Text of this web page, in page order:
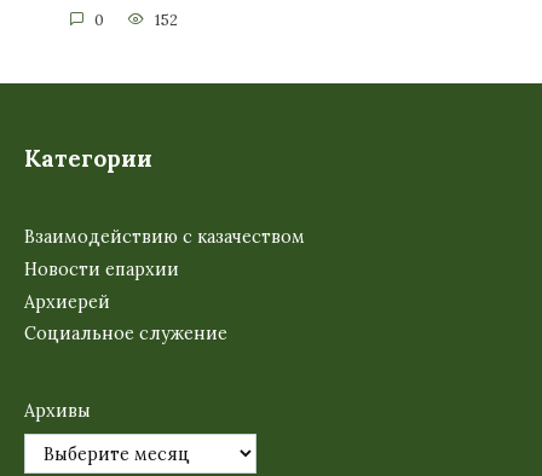
0 152
Категории
Взаимодействию с казачеством
Новости епархии
Архиерей
Социальное служение
Архивы